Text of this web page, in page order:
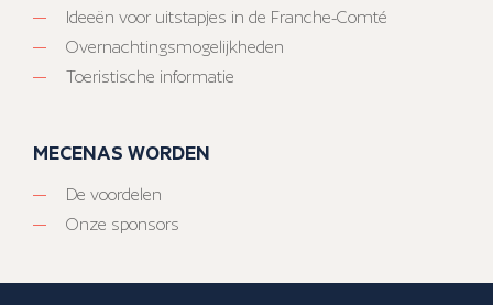
Ideeën voor uitstapjes in de Franche-Comté
Overnachtingsmogelijkheden
Toeristische informatie
MECENAS WORDEN
De voordelen
Onze sponsors